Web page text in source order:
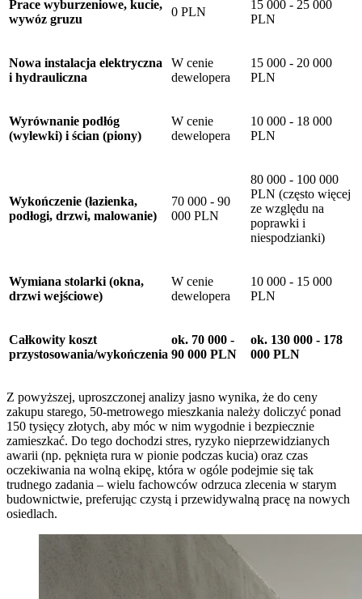
Prace wyburzeniowe, kucie,
wywóz gruzu
0 PLN
15 000 - 25 000
PLN
Nowa instalacja elektryczna
i hydrauliczna
W cenie
dewelopera
15 000 - 20 000
PLN
Wyrównanie podłóg
(wylewki) i ścian (piony)
W cenie
dewelopera
10 000 - 18 000
PLN
Wykończenie (łazienka,
podłogi, drzwi, malowanie)
70 000 - 90
000 PLN
80 000 - 100 000
PLN (często więcej
ze względu na
poprawki i
niespodzianki)
Wymiana stolarki (okna,
drzwi wejściowe)
W cenie
dewelopera
10 000 - 15 000
PLN
Całkowity koszt
przystosowania/wykończenia
ok. 70 000 -
90 000 PLN
ok. 130 000 - 178
000 PLN
Z powyższej, uproszczonej analizy jasno wynika, że do ceny
zakupu starego, 50-metrowego mieszkania należy doliczyć ponad
150 tysięcy złotych, aby móc w nim wygodnie i bezpiecznie
zamieszkać. Do tego dochodzi stres, ryzyko nieprzewidzianych
awarii (np. pęknięta rura w pionie podczas kucia) oraz czas
oczekiwania na wolną ekipę, która w ogóle podejmie się tak
trudnego zadania – wielu fachowców odrzuca zlecenia w starym
budownictwie, preferując czystą i przewidywalną pracę na nowych
osiedlach.